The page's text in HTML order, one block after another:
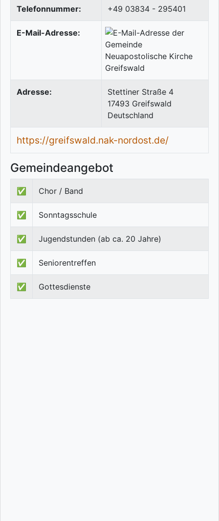
Telefonnummer: +49 03834 - 295401
E-Mail-Adresse:
Adresse:
Stettiner Straße 4
17493 Greifswald
Deutschland
https://greifswald.nak-nordost.de/
Gemeindeangebot
✅ Chor / Band
✅ Sonntagsschule
✅ Jugendstunden (ab ca. 20 Jahre)
✅ Seniorentreffen
✅ Gottesdienste